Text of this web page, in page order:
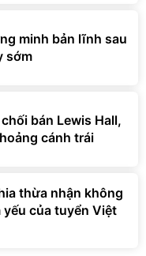
minh bản lĩnh sau
sớm
bán Lewis Hall,
cánh trái
thừa nhận không
của tuyển Việt